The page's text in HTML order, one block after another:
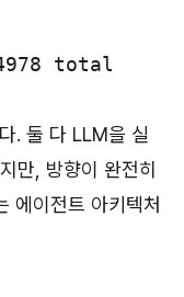
total
. 둘 다 LLM을 실
만, 방향이 완전히
에이전트 아키텍처